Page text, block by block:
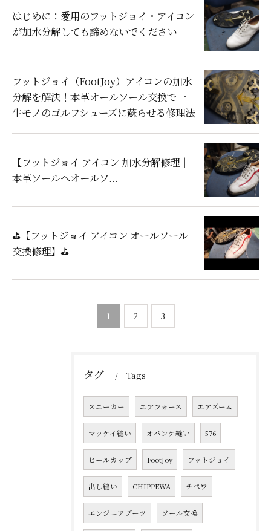
はじめに：愛用のフットジョイ・アイコン
が加水分解しても諦めないでください
フットジョイ（FootJoy）アイコンの加水
分解を解決！本革オールソール交換で一
生モノのゴルフシューズに蘇らせる修理法
【フットジョイ アイコン 加水分解修理｜
本革ソールへオールソ...
⛳【フットジョイ アイコン オールソール
交換修理】⛳
1 2 3
タグ Tags
スニーカー エアフォース エアズーム
マッケイ縫い オパンケ縫い 576
ヒールカップ FootJoy フットジョイ
出し縫い CHIPPEWA チペワ
エンジニアブーツ ソール交換